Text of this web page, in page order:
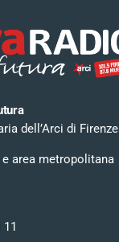
dell’Arci di Firenze
e area metropolitana
11